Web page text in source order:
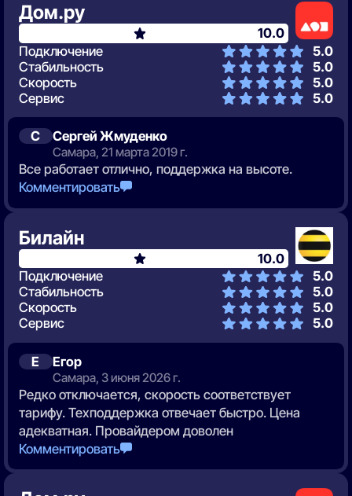
С Сергей Жмуденко
Самара, 21 марта 2019 г.
Все работает отлично, поддержка на высоте.
Комментировать
Дом.ру
10.0
Подключение
5.0
Стабильность
5.0
Скорость
5.0
Сервис
5.0
Е Егор
Самара, 3 июня 2026 г.
Редко отключается, скорость соответствует
тарифу. Техподдержка отвечает быстро. Цена
адекватная. Провайдером доволен
Комментировать
Билайн
10.0
Подключение
5.0
Стабильность
5.0
Скорость
5.0
Сервис
5.0